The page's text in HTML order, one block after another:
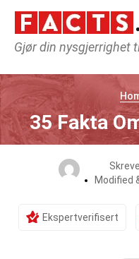
Gjør din nysgjerrighet
35 Fakta
Modified
Ekspertverifisert